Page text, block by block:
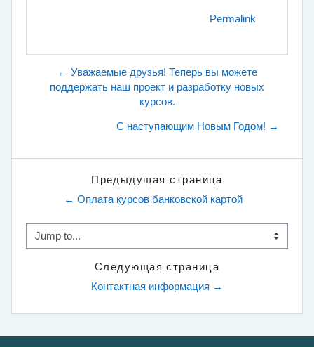
Permalink
← Уважаемые друзья! Теперь вы можете
поддержать наш проект и разработку новых
курсов.
С наступающим Новым Годом! →
Предыдущая страница
← Оплата курсов банковской картой
Jump to...
Следующая страница
Контактная информация →